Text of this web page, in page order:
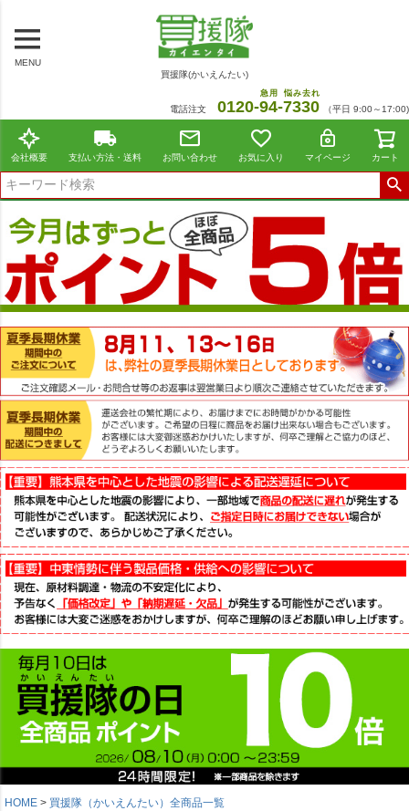
MENU
買援隊(かいえんたい)
電話注文 0120-94
急用
-7330
悩み去れ
（平日 9:00～17:00)
会社概要 支払い方法・送料 お問い合わせ お気に入り マイページ カート
HOME
買援隊（かいえんたい）全商品一覧